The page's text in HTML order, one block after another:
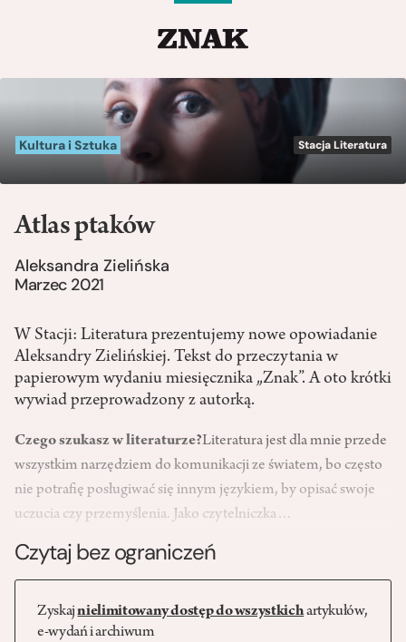
Kultura i Sztuka Stacja Literatura
Atlas ptaków
Aleksandra Zielińska
Marzec 2021
W Stacji: Literatura prezentujemy nowe opowiadanie
Aleksandry Zielińskiej. Tekst do przeczytania w
papierowym wydaniu miesięcznika „Znak”. A oto krótki
wywiad przeprowadzony z autorką.
Czego szukasz w literaturze?Literatura jest dla mnie przede
wszystkim narzędziem do komunikacji ze światem, bo często
nie potrafię posługiwać się innym językiem, by opisać swoje
uczucia czy przemyślenia. Jako czytelniczka…
Czytaj bez ograniczeń
Zyskajnielimitowany dostęp do wszystkichartykułów,
e-wydań i archiwum